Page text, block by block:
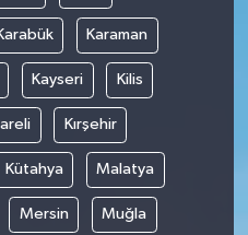
Karaman
Kayseri Kilis
Kırşehir
Kütahya Malatya
Mersin Muğla